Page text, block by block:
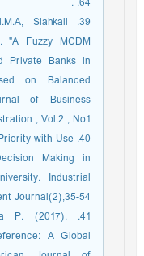
Siahkali
"A Fuzzy MCDM
Private Banks in
on Balanced
of Business
, Vol.2 , No1..
Priority with Use
Making in
Industrial
Journal(2),35-54. .
P. (2017).
A Global